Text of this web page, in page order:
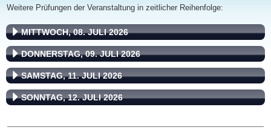
Weitere Prüfungen der Veranstaltung in zeitlicher Reihenfolge:
MITTWOCH, 08. JULI 2026
DONNERSTAG, 09. JULI 2026
SAMSTAG, 11. JULI 2026
SONNTAG, 12. JULI 2026